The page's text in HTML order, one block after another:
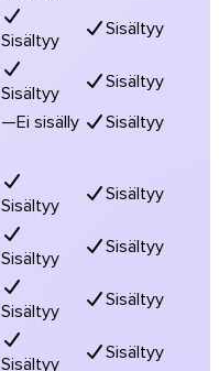
Sisältyy Sisältyy
Sisältyy Sisältyy
—Ei sisälly Sisältyy
Sisältyy Sisältyy
Sisältyy Sisältyy
Sisältyy Sisältyy
Sisältyy Sisältyy